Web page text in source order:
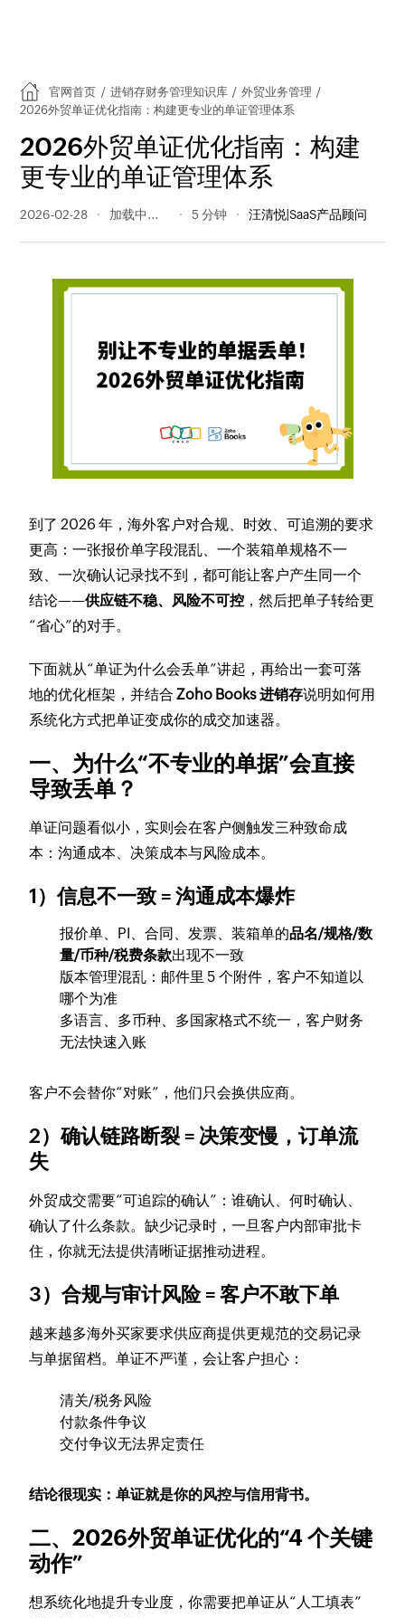
官网首页 / 进销存财务管理知识库 / 外贸业务管理 /
2026外贸单证优化指南：构建更专业的单证管理体系
2026外贸单证优化指南：构建
更专业的单证管理体系
2026-02-28 138 阅读量 5 分钟 汪清悦|SaaS产品顾问
到了 2026 年，海外客户对合规、时效、可追溯的要求
更高：一张报价单字段混乱、一个装箱单规格不一
致、一次确认记录找不到，都可能让客户产生同一个
结论——供应链不稳、风险不可控 ，然后把单子转给更
“省心”的对手。
下面就从“单证为什么会丢单”讲起，再给出一套可落
地的优化框架，并结合Zoho Books 进销存说明如何用
系统化方式把单证变成你的成交加速器。
一、为什么“不专业的单据”会直接
导致丢单？
单证问题看似小，实则会在客户侧触发三种致命成
本：沟通成本、决策成本与风险成本。
1）信息不一致 = 沟通成本爆炸
报价单、PI、合同、发票、装箱单的品名/规格/数
量/币种/税费条款出现不一致
版本管理混乱：邮件里 5 个附件，客户不知道以
哪个为准
多语言、多币种、多国家格式不统一，客户财务
无法快速入账
客户不会替你“对账”，他们只会换供应商。
2）确认链路断裂 = 决策变慢，订单流
失
外贸成交需要“可追踪的确认”：谁确认、何时确认、
确认了什么条款。缺少记录时，一旦客户内部审批卡
住，你就无法提供清晰证据推动进程。
3）合规与审计风险 = 客户不敢下单
越来越多海外买家要求供应商提供更规范的交易记录
与单据留档。单证不严谨，会让客户担心：
清关/税务风险
付款条件争议
交付争议无法界定责任
结论很现实：单证就是你的风控与信用背书。
二、2026外贸单证优化的“4 个关键
动作”
想系统化地提升专业度，你需要把单证从“人工填表”